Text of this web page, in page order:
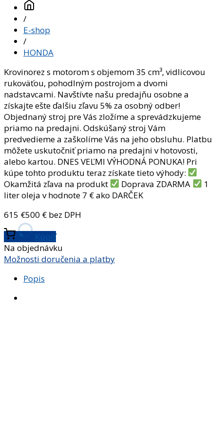
/
E-shop
/
HONDA
Krovinorez s motorom s objemom 35 cm³, vidlicovou
rukoväťou, pohodlným postrojom a dvomi
nadstavcami. Navštívte našu predajňu osobne a
získajte ešte ďalšiu zľavu 5% za osobný odber!
Objednaný stroj pre Vás zložíme a sprevádzkujeme
priamo na predajni. Odskúšaný stroj Vám
predvedieme a zaškolíme Vás na jeho obsluhu. Platbu
môžete uskutočniť priamo na predajni v hotovosti,
alebo kartou. DNES VEĽMI VÝHODNÁ PONUKA! Pri
kúpe tohto produktu teraz získate tieto výhody:
Okamžitá zľava na produkt
Doprava ZDARMA
1
liter oleja v hodnote 7 € ako DARČEK
615 €500 € bez DPH
Kúpiť
Na objednávku
Možnosti doručenia a platby
Popis